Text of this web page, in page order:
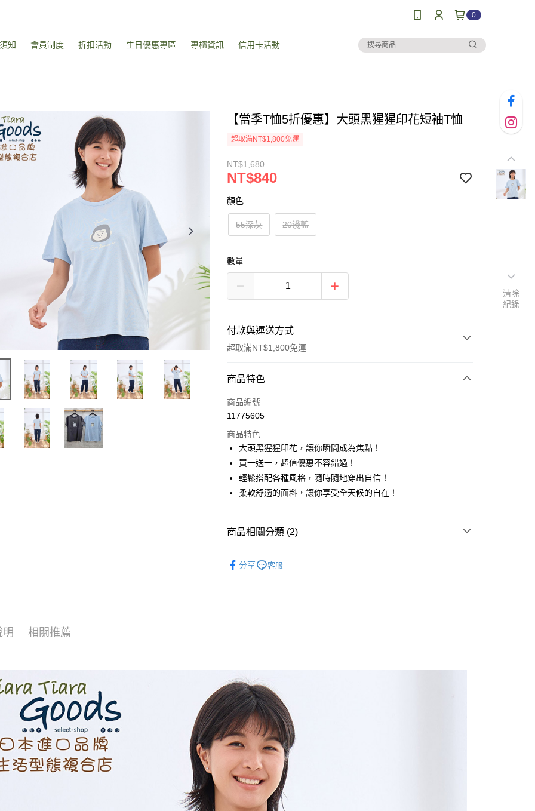
0
知 會員制度 折扣活動 生日優惠專區 專櫃資訊 信用卡活動
【當季T恤5折優惠】大頭黑猩猩印花短袖T恤
超取滿NT$1,800免運
NT$1,680
NT$840
顏色
55深灰 20淺藍
數量
付款與運送方式
超取滿NT$1,800免運
付款方式
信用卡一次付款
LINE Pay
Apple Pay
悠遊付
全盈+PAY
相關說明
付」結帳頁面，進行簡訊認證並確認金額後，即可完成結帳。
２．訂單成立數日內，您將收到繳費通知簡訊。
３．收到繳費通知簡訊後14天內，點擊此簡訊中的連結，可透過四大超商
／ATM／網路銀行／等多元方式進行付款，方視為交易完成。
※ 請注意：結帳手續完成當下不需立刻繳費，但若您需要取消訂單，請聯
絡購買商品的店家。未經商家同意取消之訂單仍視為有效，需透過AFTEE
先享後付繳納相關費用。
※ 交易是否成功請以「AFTEE先享後付 」之結帳頁面顯示為準，若有關於
是否繳費成功／繳費後需取消欲退款等相關疑問，請聯繫「AFTEE先享後
付客戶支援中心」
【注意事項】
１．透過由恩沛科技股份有限公司提供之「AFTEE先享後付」服務完成之
付款後全家取貨
每筆NT$60，滿NT$1,800(含以上)免運費
7-11取貨付款
每筆NT$60，滿NT$2,000(含以上)免運費
付款後7-11取貨
每筆NT$60，滿NT$2,000(含以上)免運費
黑貓宅急便(包裹尺寸60cm以下)
商品特色
商品編號
11775605
商品特色
大頭黑猩猩印花，讓你瞬間成為焦點！
買一送一，超值優惠不容錯過！
輕鬆搭配各種風格，隨時隨地穿出自信！
柔軟舒適的面料，讓你享受全天候的自在！
商品相關分類 (2)
分享 客服
明 相關推薦
清除
紀錄